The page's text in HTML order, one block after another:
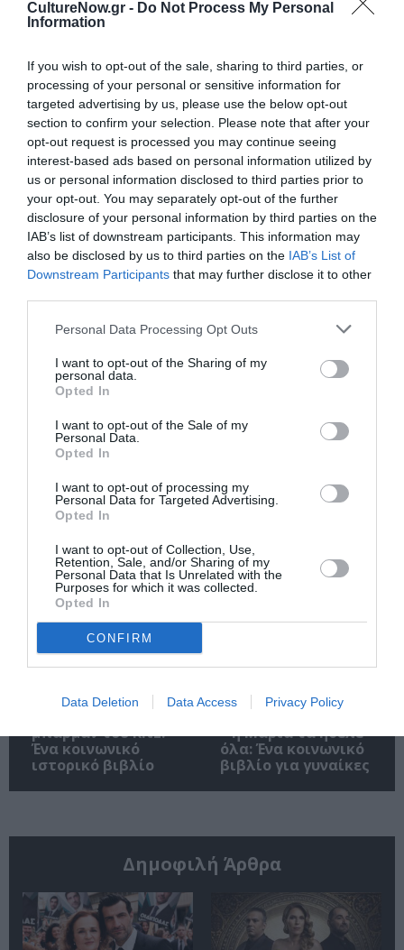
CultureNow.gr - Do Not Process My Personal
Information
If you wish to opt-out of the sale, sharing to third parties, or
processing of your personal or sensitive information for
targeted advertising by us, please use the below opt-out
section to confirm your selection. Please note that after your
opt-out request is processed you may continue seeing
interest-based ads based on personal information utilized by
us or personal information disclosed to third parties prior to
your opt-out. You may separately opt-out of the further
disclosure of your personal information by third parties on the
IAB’s list of downstream participants. This information may
also be disclosed by us to third parties on the IAB’s List of
Downstream Participants that may further disclose it to other
Personal Data Processing Opt Outs
I want to opt-out of the Sharing of my
personal data.
Opted In
I want to opt-out of the Sale of my
Personal Data.
Opted In
I want to opt-out of processing my
Personal Data for Targeted Advertising.
Opted In
I want to opt-out of Collection, Use,
Retention, Sale, and/or Sharing of my
Personal Data that Is Unrelated with the
Purposes for which it was collected.
Opted In
CONFIRM
Data Deletion Data Access Privacy Policy
ΠΕΖΟΓΡΑΦΙΑ
Newsletter
Κάθε βδομάδα στο e-mail σας τα τελευταία νέα για
την Τέχνη και τον Πολιτισμό!
Ακολουθήστε το Culturenow.gr
Σχετικά Άρθρα
Αυτοβιογραφία
ενός πτώματος: Μια
συλλογή
Σιγκισμούντ
Κρζιζανόφσκι
Αντόνιο Πόρτσια –
Φωνές: Ένα βιβλίο
μπάρμαν του Ritz:
Ένα κοινωνικό
ιστορικό βιβλίο
– η Μαρία τα ήθελε
όλα: Ένα κοινωνικό
βιβλίο για γυναίκες
Δημοφιλή Άρθρα